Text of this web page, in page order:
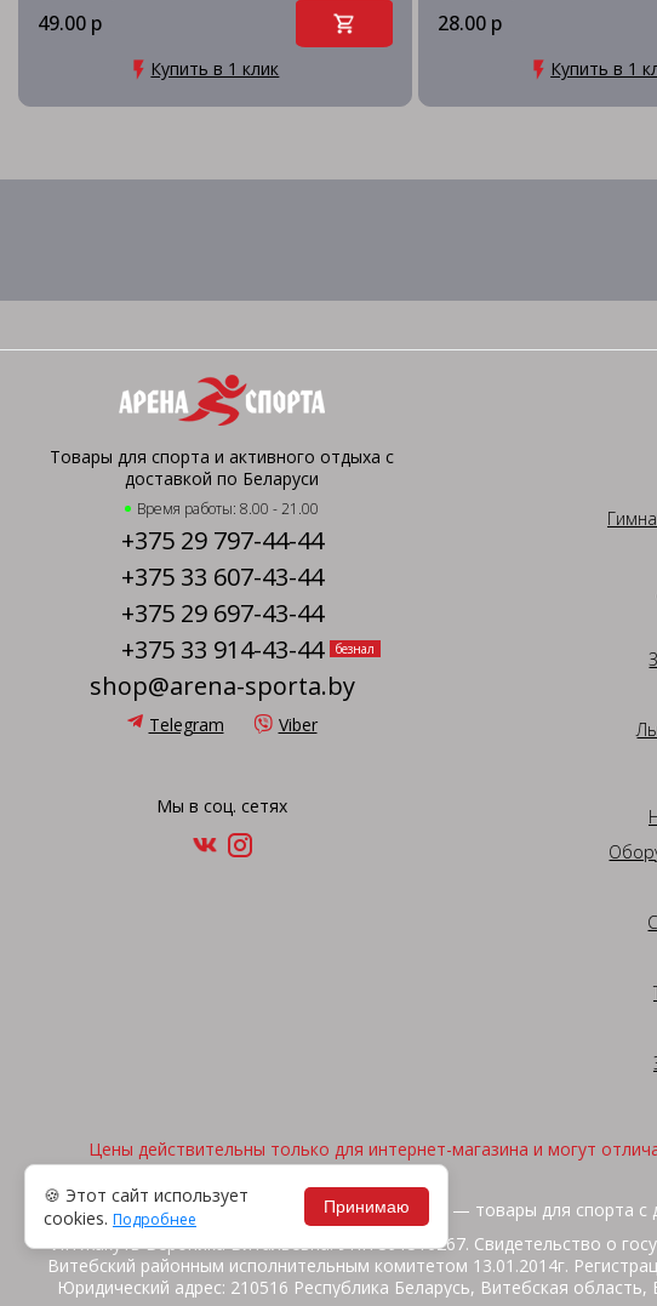
49.00 р
Купить в 1 клик
28.00 р
Купить в 1
Товары для спорта и активного отдыха с
доставкой по Беларуси
Время работы: 8.00 - 21.00
+375 29 797-44-44
+375 33 607-43-44
+375 29 697-43-44
+375 33 914-43-44
безнал
shop@arena-sporta.by
Telegram Viber
Мы в соц. сетях
Цены действительны только для интернет-магазина и могут
2026, © "Арена спорта" — товары для спорта с
ИП Жакуть Вероника Витальевна. УНП 391316267. Свидетельство о
Витебский районным исполнительным комитетом 13.01.2014г.
Юридический адрес: 210516 Республика Беларусь, Витебская
🍪 Этот сайт использует
cookies. Подробнее
Принимаю